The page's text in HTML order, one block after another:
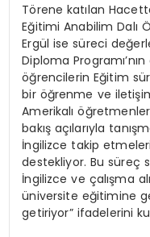
Törene katılan
Eğitimi Anabilim Dalı
Ergül ise süreci
Diploma
öğrencilerin Eğitim
bir öğrenme ve
Amerikalı
bakış açılarıyla
İngilizce takip
destekliyor. Bu süreç
İngilizce ve çalışma
üniversite eğitimine
getiriyor” ifadelerini